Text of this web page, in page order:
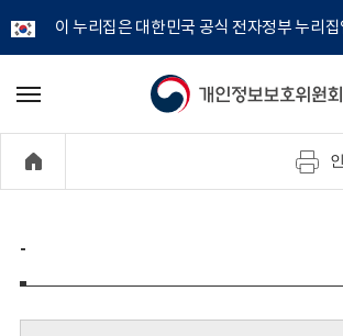
이 누리집은 대한민국 공식 전자정부 누리
개
정
보
메
기
-